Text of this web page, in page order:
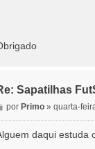
Sapatilhas
M
e
n
s
porPrimo »quarta-
daqui estuda